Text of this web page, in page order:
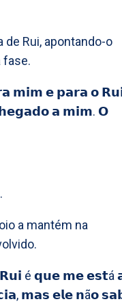
de Rui, apontando-o
fase.
𝗺𝗶𝗺 𝗲 𝗽𝗮𝗿𝗮 𝗼
𝗮 𝗺𝗶𝗺. 𝗢
a mantém na
é 𝗾𝘂𝗲 𝗺𝗲 𝗲𝘀𝘁á
𝗺𝗮𝘀 𝗲𝗹𝗲 𝗻ã𝗼